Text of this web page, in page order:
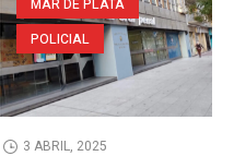
MAR DE PLATA
POLICIAL
3 ABRIL, 2025